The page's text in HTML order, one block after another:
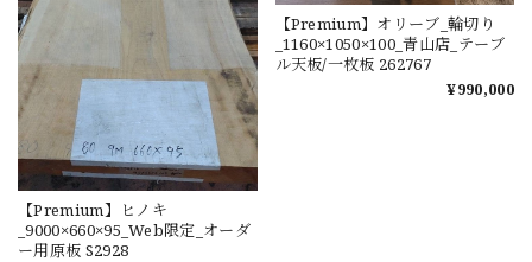
【Premium】ヒノキ
_9000×660×95_Web限定_オーダ
ー用原板 S2928
【Premium】オリーブ_輪切り
_1160×1050×100_青山店_テーブ
ル天板/一枚板 262767
¥990,000